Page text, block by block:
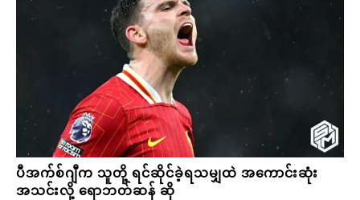
ပီအက်စ်ဂျီက သူတို့ ရင်ဆိုင်ခဲ့ရသမျှထဲ အကောင်းဆုံး
အသင်းလို့ ရောဘတ်ဆန် ဆို